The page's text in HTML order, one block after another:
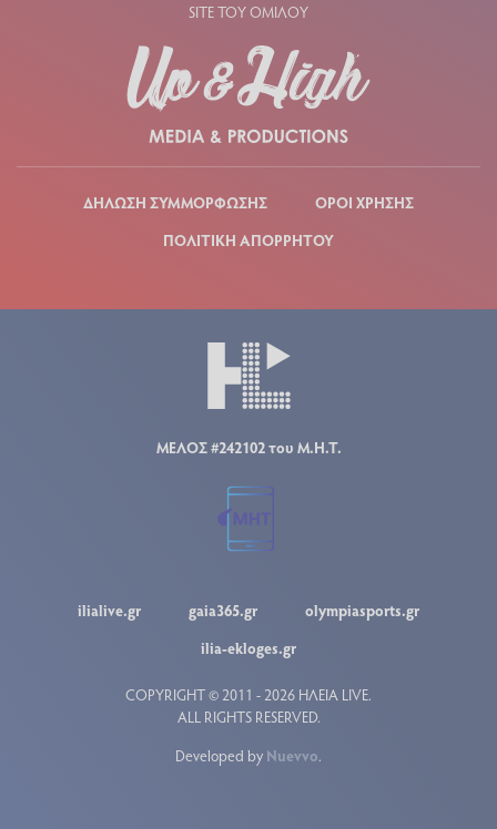
SITE ΤΟΥ ΟΜΙΛΟΥ
ΔΗΛΩΣΗ ΣΥΜΜΟΡΦΩΣΗΣ
ΟΡΟΙ ΧΡΗΣΗΣ
ΠΟΛΙΤΙΚΗ ΑΠΟΡΡΗΤΟΥ
ΜΕΛΟΣ #242102 του Μ.Η.Τ.
ilialive.gr gaia365.gr
olympiasports.gr
ilia-ekloges.gr
COPYRIGHT © 2011 - 2026 ΗΛΕΙΑ LIVE.
ALL RIGHTS RESERVED.
Developed by Nuevvo.